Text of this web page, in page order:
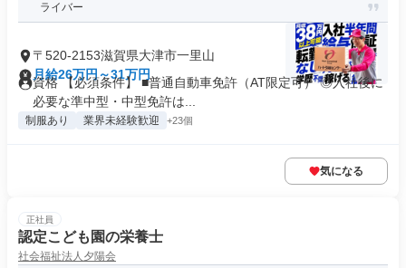
ライバー
〒520-2153滋賀県大津市一里山
月給26万円～31万円
資格 【必須条件】 ■普通自動車免許（AT限定可） ◎入社後に
必要な準中型・中型免許は...
制服あり 業界未経験歓迎 +23個
気になる
正社員
認定こども園の栄養士
社会福祉法人夕陽会